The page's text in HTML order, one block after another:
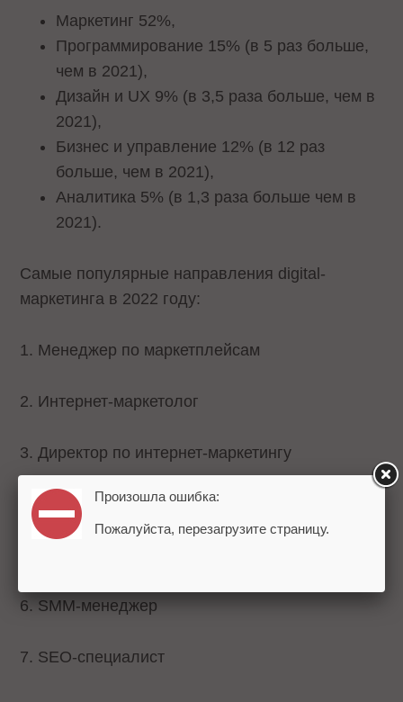
Маркетинг 52%,
Программирование 15% (в 5 раз больше,
чем в 2021),
Дизайн и UX 9% (в 3,5 раза больше, чем в
2021),
Бизнес и управление 12% (в 12 раз
больше, чем в 2021),
Аналитика 5% (в 1,3 раза больше чем в
2021).
Самые популярные направления digital-
маркетинга в 2022 году:
1. Менеджер по маркетплейсам
2. Интернет-маркетолог
3. Директор по интернет-маркетингу
4. Копирайтер
6. SMM-менеджер
7. SEO-специалист
Произошла ошибка:
Пожалуйста, перезагрузите страницу.